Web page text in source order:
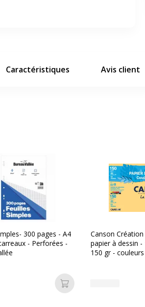
Caractéristiques Avis client
300 pages - A4
- Perforées -
Ajouter au panier
Canson
papier à dessin
150 gr -